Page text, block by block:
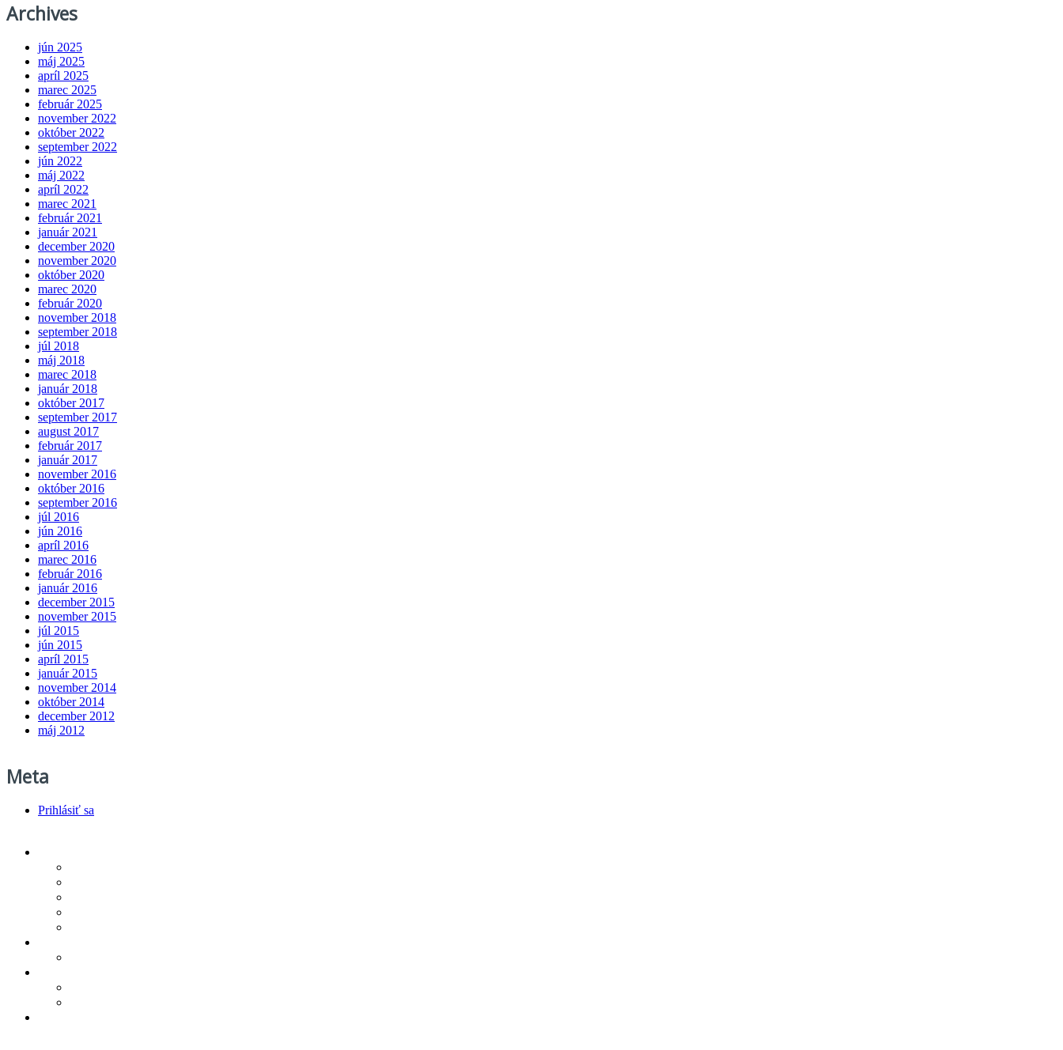
Archives
jún 2025
máj 2025
apríl 2025
marec 2025
február 2025
november 2022
október 2022
september 2022
jún 2022
máj 2022
apríl 2022
marec 2021
február 2021
január 2021
december 2020
november 2020
október 2020
marec 2020
február 2020
november 2018
september 2018
júl 2018
máj 2018
marec 2018
január 2018
október 2017
september 2017
august 2017
február 2017
január 2017
november 2016
október 2016
september 2016
júl 2016
jún 2016
apríl 2016
marec 2016
február 2016
január 2016
december 2015
november 2015
júl 2015
jún 2015
apríl 2015
január 2015
november 2014
október 2014
december 2012
máj 2012
Meta
Prihlásiť sa